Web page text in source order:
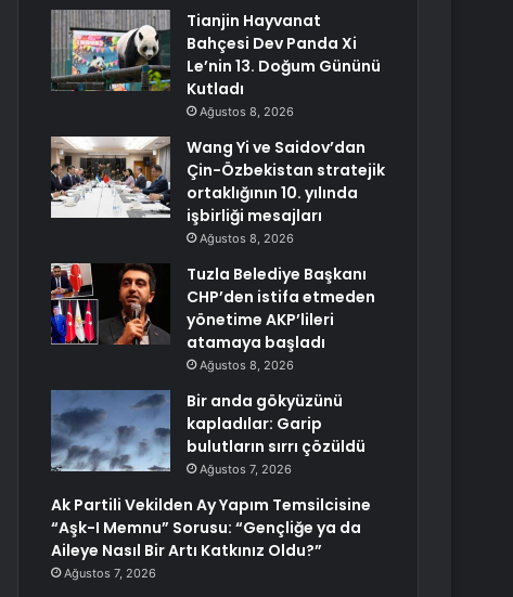
Tianjin Hayvanat
Bahçesi Dev Panda Xi
Le’nin 13. Doğum Gününü
Kutladı
Ağustos 8, 2026
Wang Yi ve Saidov’dan
Çin-Özbekistan stratejik
ortaklığının 10. yılında
işbirliği mesajları
Ağustos 8, 2026
Tuzla Belediye Başkanı
CHP’den istifa etmeden
yönetime AKP’lileri
atamaya başladı
Ağustos 8, 2026
Bir anda gökyüzünü
kapladılar: Garip
bulutların sırrı çözüldü
Ağustos 7, 2026
Ak Partili Vekilden Ay Yapım Temsilcisine
“Aşk-I Memnu” Sorusu: “Gençliğe ya da
Aileye Nasıl Bir Artı Katkınız Oldu?”
Ağustos 7, 2026